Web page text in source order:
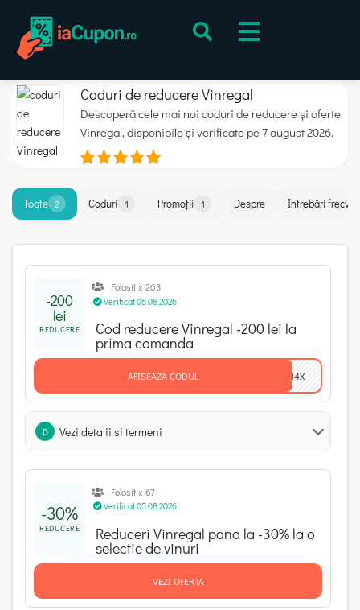
Coduri de reducere Vinregal
Descoperă cele mai noi coduri de reducere și oferte
Vinregal, disponibile și verificate pe 7 august 2026.
Toate 2 Coduri 1 Promoții 1 Despre Întrebări
-200
lei
REDUCERE
Verificat 06.08.2026
Folosit x 263
Cod reducere Vinregal -200 lei la
prima comanda
AFISEAZA CODUL O14X
D Vezi detalii si termeni
-30%
REDUCERE
Verificat 05.08.2026
Folosit x 67
Reduceri Vinregal pana la -30% la o
selectie de vinuri
VEZI OFERTA